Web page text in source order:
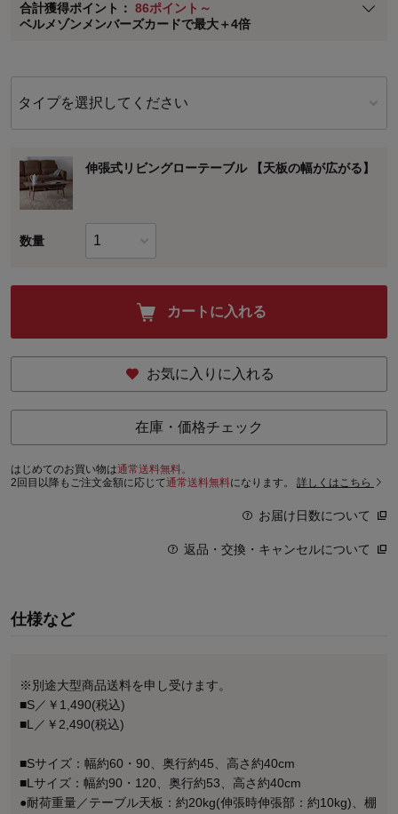
合計獲得ポイント： 86ポイント～
ベルメゾンメンバーズカードで最大＋4倍
※メンバーズカードの加算ポイントはステージ倍率適用前の基本ポイント
に対して適用されます。
タイプを選択してください
伸張式リビングローテーブル 【天板の幅が広がる】
数量
カートに入れる
お気に入りに入れる
在庫・価格チェック
はじめてのお買い物は通常送料無料。
2回目以降もご注文金額に応じて通常送料無料になります。 詳しくはこちら
お届け日数について
返品・交換・キャンセルについて
仕様など
※別途大型商品送料を申し受けます。
■S／￥1,490(税込)
■L／￥2,490(税込)
■Sサイズ：幅約60・90、奥行約45、高さ約40cm
■Lサイズ：幅約90・120、奥行約53、高さ約40cm
●耐荷重量／テーブル天板：約20kg(伸張時伸張部：約10kg)、棚